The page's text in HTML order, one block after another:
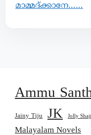
മാമ്മദ്ക്കാനേ……
Ammu
Jainy Tiju JK Jolly Shaji
Malayalam Novels